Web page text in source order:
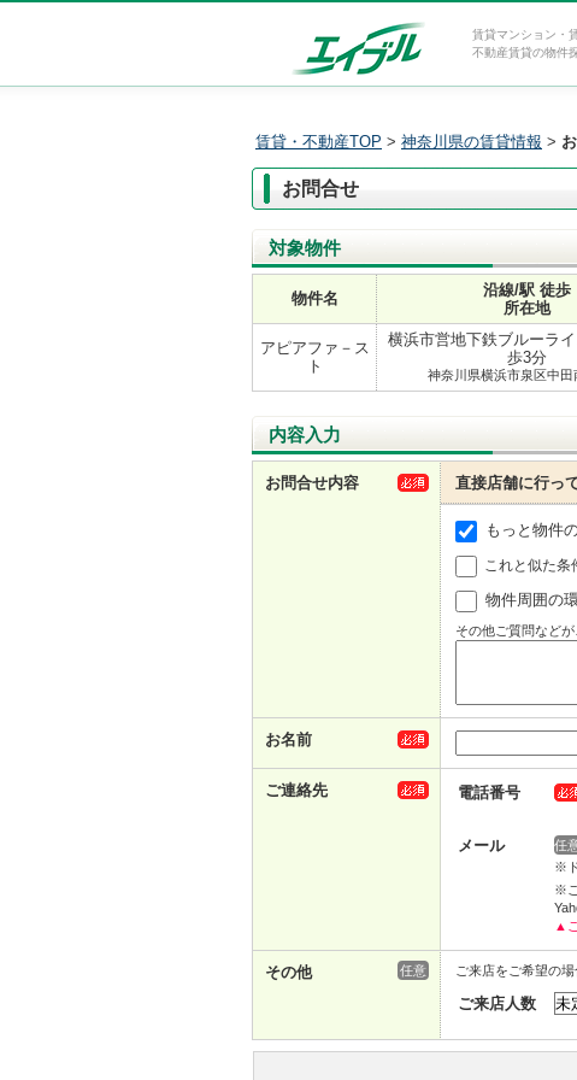
賃貸マンション・
不動産賃貸の物件
賃貸・不動産TOP > 神奈川県の賃貸情報 >
お問合せ
対象物件
物件名
沿線/駅 徒歩
所在地
アピアファ－ス
ト
横浜市営地下鉄ブルーラ
歩3分
神奈川県横浜市泉区中田
内容入力
お問合せ内容 直接店舗に行っ
もっと物件
これと似た条
物件周囲の
その他ご質問など
お名前
ご連絡先 電話番号
メール 任
※
※
▲
その他 任意 ご来店をご希望の
ご来店人数